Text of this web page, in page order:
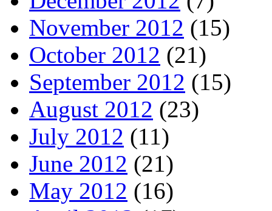
November 2012 (15)
October 2012 (21)
September 2012 (15)
August 2012 (23)
July 2012 (11)
June 2012 (21)
May 2012 (16)